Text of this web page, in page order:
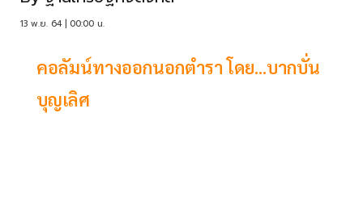
13 พ.ย. 64 | 00:00 น.
คอลัมน์ทางออกนอกตำรา โดย...บากบั่น
บุญเลิศ